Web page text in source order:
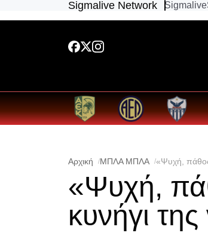
Sigmalive Network Sigmalive
Αρχική ΜΠΛΑ ΜΠΛΑ «Ψυχή, πάθος,
«Ψυχή,
κυνήγι της